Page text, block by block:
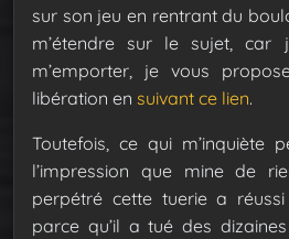
sur son jeu en rentrant du
m’étendre sur le sujet,
m’emporter, je vous
libération en suivant ce lien.
Toutefois, ce qui m’inquiète
l’impression que mine de
perpétré cette tuerie a
parce qu’il a tué des